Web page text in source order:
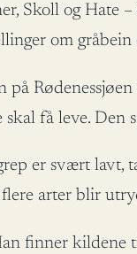
Skoll og
om
få leve. Den
er svært
arter blir
finner